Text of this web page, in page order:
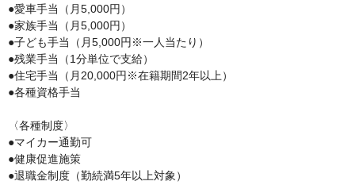
●愛車手当（月5,000円）
●家族手当（月5,000円）
●子ども手当（月5,000円※一人当たり）
●残業手当（1分単位で支給）
●住宅手当（月20,000円※在籍期間2年以上）
●各種資格手当
〈各種制度〉
●マイカー通勤可
●健康促進施策
●退職金制度（勤続満5年以上対象）